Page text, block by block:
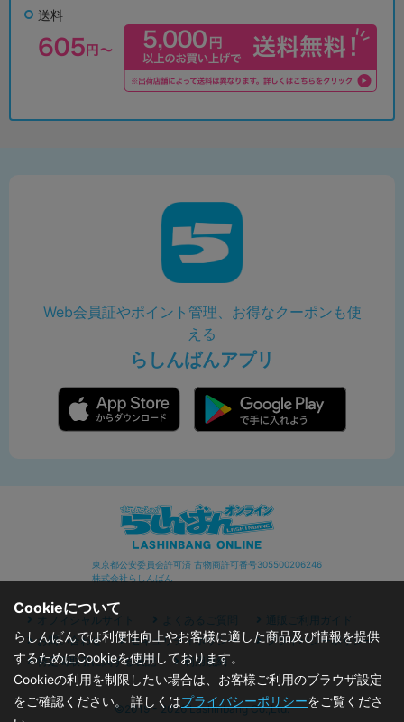
送料
Web会員証やポイント管理、お得なクーポンも使
える
らしんばんアプリ
東京都公安委員会許可済 古物商許可番号305500206246
株式会社らしんばん
オフィシャルサイト よくあるご質問
通販ご利用ガイド
お問い合わせ
セキュリティポリシー
プライバシーポリシー
特定商取引に関する表記
利用規約
©2019 - 2026 Lashinbang Co.,Ltd.
Cookieについて
らしんばんでは利便性向上やお客様に適した商品及び情報を提供
するためにCookieを使用しております。
Cookieの利用を制限したい場合は、お客様ご利用のブラウザ設定
をご確認ください。 詳しくはプライバシーポリシーをご覧くださ